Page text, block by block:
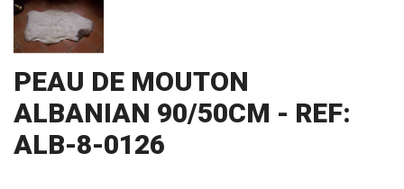
PEAU DE MOUTON
ALBANIAN 90/50CM - REF:
ALB-8-0126